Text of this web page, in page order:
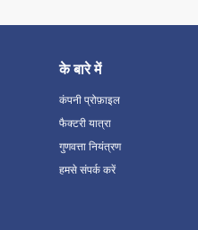
के बारे में
कंपनी प्रोफ़ाइल
फैक्टरी यात्रा
गुणवत्ता नियंत्रण
हमसे संपर्क करें